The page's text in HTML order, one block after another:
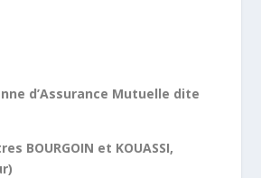
d’Assurance Mutuelle dite
BOURGOIN et KOUASSI,